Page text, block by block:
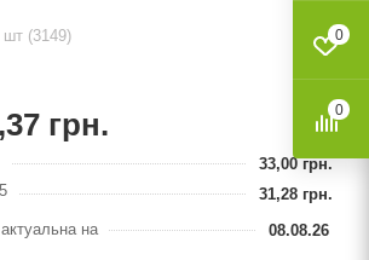
шт (3149)
грн.
33,00грн.
31,28 грн.
на
08.08.26
0
0